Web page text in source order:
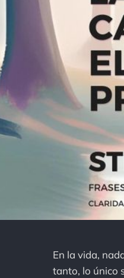
En la vida,
tanto, lo único